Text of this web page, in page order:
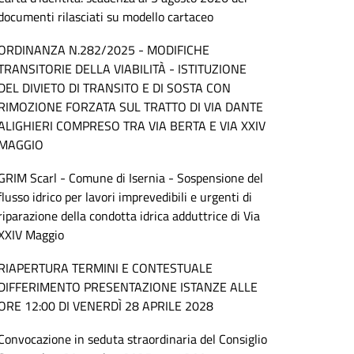
rilasciati su modello cartaceo
N.282/2025 - MODIFICHE
DELLA VIABILITÀ - ISTITUZIONE
DIVIETO DI TRANSITO E DI SOSTA CON
FORZATA SUL TRATTO DI VIA DANTE
COMPRESO TRA VIA BERTA E VIA XXIV
Scarl - Comune di Isernia - Sospensione del
idrico per lavori imprevedibili e urgenti di
della condotta idrica adduttrice di Via
Maggio
TERMINI E CONTESTUALE
PRESENTAZIONE ISTANZE ALLE
12:00 DI VENERDÌ 28 APRILE 2028
in seduta straordinaria del Consiglio